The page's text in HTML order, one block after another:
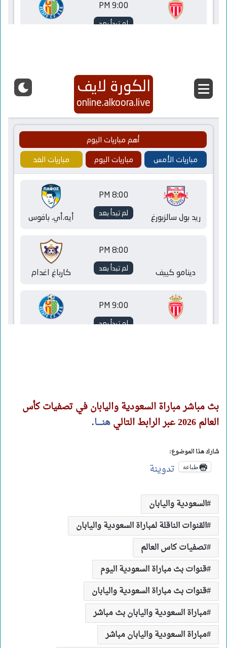
بث مباشر مباراة السعودية واليابان في تصفيات كأس
العالم 2026 عبر الرابط التالي
هنـــــا.
شارك هذا الموضوع:
طباعة تدوينة
السعودية واليابان
القنوات الناقلة لمباراة السعودية واليابان
تصفيات كاس العالم
قنوات بث مباراة السعودية اليوم
قنوات بث مباراة السعودية واليابان
مباراة السعودية واليابان بث مباشر
مباراة السعودية واليابان مباشر